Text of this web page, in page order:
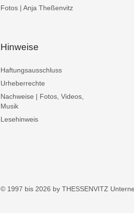
Fotos | Anja Theßenvitz
Hinweise
Haftungsausschluss
Urheberrechte
Nachweise | Fotos, Videos,
Musik
Lesehinweis
© 1997 bis 2026 by THESSENVITZ